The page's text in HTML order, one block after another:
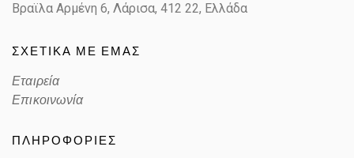
Βραϊλα Αρμένη 6, Λάρισα, 412 22, Ελλάδα
ΣΧΕΤΙΚΑ ΜΕ ΕΜΑΣ
Εταιρεία
Επικοινωνία
ΠΛΗΡΟΦΟΡΙΕΣ